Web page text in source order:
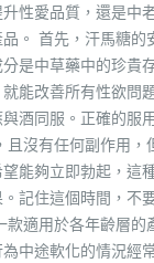
性愛品質，還是中
。 首先，汗馬糖的
是中草藥中的珍貴
能改善所有性欲問
酒同服。正確的服
沒有任何副作用，
能夠立即勃起，這
記住這個時間，不
款適用於各年齡層的
中途軟化的情況經